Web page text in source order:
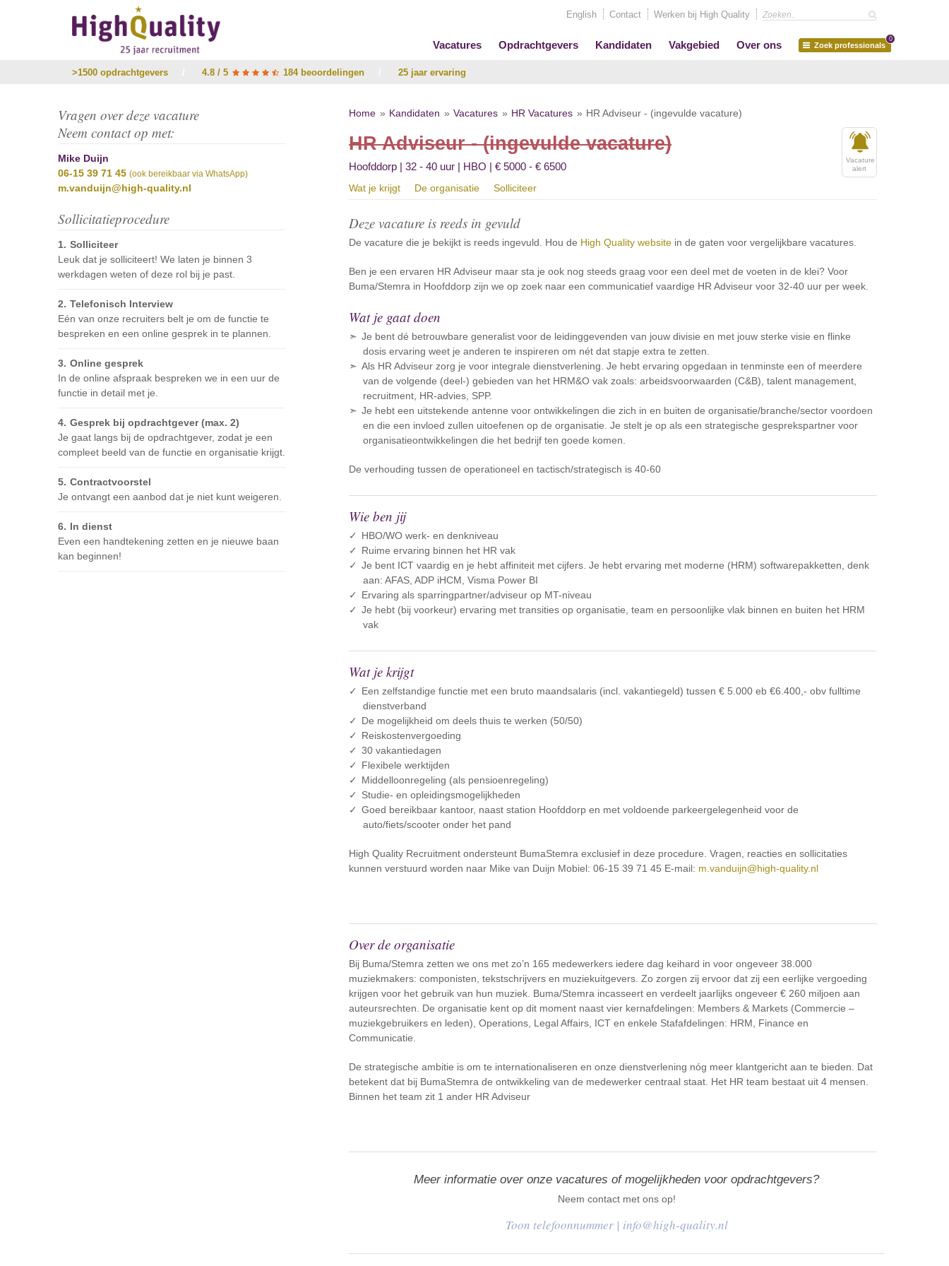
English Contact Werken bij High Quality
Vacatures Opdrachtgevers Kandidaten Vakgebied Over ons Zoek professionals
0
>1500 opdrachtgevers 4.8 / 5 184 beoordelingen 25 jaar ervaring
Vragen over deze vacature
Neem contact op met:
Mike Duijn
06-15 39 71 45 (ook bereikbaar via WhatsApp)
m.vanduijn@high-quality.nl
Sollicitatieprocedure
Solliciteer
Leuk dat je solliciteert! We laten je binnen 3
werkdagen weten of deze rol bij je past.
Telefonisch Interview
Eén van onze recruiters belt je om de functie te
bespreken en een online gesprek in te plannen.
Online gesprek
In de online afspraak bespreken we in een uur de
functie in detail met je.
Gesprek bij opdrachtgever (max. 2)
Je gaat langs bij de opdrachtgever, zodat je een
compleet beeld van de functie en organisatie krijgt.
Contractvoorstel
Je ontvangt een aanbod dat je niet kunt weigeren.
In dienst
Even een handtekening zetten en je nieuwe baan
kan beginnen!
Home Kandidaten Vacatures HR Vacatures HR Adviseur - (ingevulde vacature)
HR Adviseur - (ingevulde vacature)
Vacature
alert
Hoofddorp | 32 - 40 uur | HBO | € 5000 - € 6500
Wat je krijgt De organisatie Solliciteer
Deze vacature is reeds in gevuld
De vacature die je bekijkt is reeds ingevuld. Hou de High Quality website in de gaten voor vergelijkbare vacatures.
Ben je een ervaren HR Adviseur maar sta je ook nog steeds graag voor een deel met de voeten in de klei? Voor
Buma/Stemra in Hoofddorp zijn we op zoek naar een communicatief vaardige HR Adviseur voor 32-40 uur per week.
Wat je gaat doen
Je bent dé betrouwbare generalist voor de leidinggevenden van jouw divisie en met jouw sterke visie en flinke
dosis ervaring weet je anderen te inspireren om nét dat stapje extra te zetten.
Als HR Adviseur zorg je voor integrale dienstverlening. Je hebt ervaring opgedaan in tenminste een of meerdere
van de volgende (deel-) gebieden van het HRM&O vak zoals: arbeidsvoorwaarden (C&B), talent management,
recruitment, HR-advies, SPP.
Je hebt een uitstekende antenne voor ontwikkelingen die zich in en buiten de organisatie/branche/sector voordoen
en die een invloed zullen uitoefenen op de organisatie. Je stelt je op als een strategische gesprekspartner voor
organisatieontwikkelingen die het bedrijf ten goede komen.
De verhouding tussen de operationeel en tactisch/strategisch is 40-60
Wie ben jij
HBO/WO werk- en denkniveau
Ruime ervaring binnen het HR vak
Je bent ICT vaardig en je hebt affiniteit met cijfers. Je hebt ervaring met moderne (HRM) softwarepakketten, denk
aan: AFAS, ADP iHCM, Visma Power BI
Ervaring als sparringpartner/adviseur op MT-niveau
Je hebt (bij voorkeur) ervaring met transities op organisatie, team en persoonlijke vlak binnen en buiten het HRM
vak
Wat je krijgt
Een zelfstandige functie met een bruto maandsalaris (incl. vakantiegeld) tussen € 5.000 eb €6.400,- obv fulltime
dienstverband
De mogelijkheid om deels thuis te werken (50/50)
Reiskostenvergoeding
30 vakantiedagen
Flexibele werktijden
Middelloonregeling (als pensioenregeling)
Studie- en opleidingsmogelijkheden
Goed bereikbaar kantoor, naast station Hoofddorp en met voldoende parkeergelegenheid voor de
auto/fiets/scooter onder het pand
High Quality Recruitment ondersteunt BumaStemra exclusief in deze procedure. Vragen, reacties en sollicitaties
kunnen verstuurd worden naar Mike van Duijn Mobiel: 06-15 39 71 45 E-mail: m.vanduijn@high-quality.nl
Over de organisatie
Bij Buma/Stemra zetten we ons met zo’n 165 medewerkers iedere dag keihard in voor ongeveer 38.000
muziekmakers: componisten, tekstschrijvers en muziekuitgevers. Zo zorgen zij ervoor dat zij een eerlijke vergoeding
krijgen voor het gebruik van hun muziek. Buma/Stemra incasseert en verdeelt jaarlijks ongeveer € 260 miljoen aan
auteursrechten. De organisatie kent op dit moment naast vier kernafdelingen: Members & Markets (Commercie –
muziekgebruikers en leden), Operations, Legal Affairs, ICT en enkele Stafafdelingen: HRM, Finance en
Communicatie.
De strategische ambitie is om te internationaliseren en onze dienstverlening nóg meer klantgericht aan te bieden. Dat
betekent dat bij BumaStemra de ontwikkeling van de medewerker centraal staat. Het HR team bestaat uit 4 mensen.
Binnen het team zit 1 ander HR Adviseur
Meer informatie over onze vacatures of mogelijkheden voor opdrachtgevers?
Neem contact met ons op!
| info@high-quality.nl